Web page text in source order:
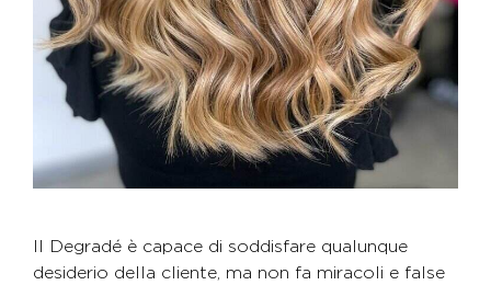
Il Degradé è capace di soddisfare qualunque
desiderio della cliente, ma non fa miracoli e false